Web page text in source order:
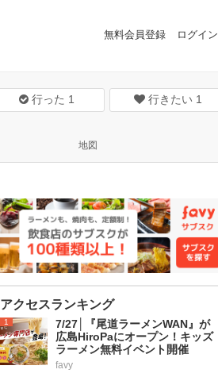
無料会員登録 ログイン
行った 1 行きたい 1
地図
アクセスランキング
1
7/27│『尾道ラーメンWAN』が
広島HiroPaにオープン！キッズ
ラーメン無料イベント開催
favy